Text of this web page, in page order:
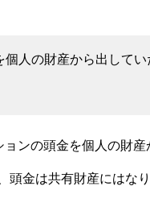
個人の財産から出して
ョンの頭金を個人の財産
頭金は共有財産にはなり